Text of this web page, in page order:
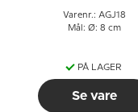
Varenr.: AGJ18
Mål: Ø: 8 cm
PÅ LAGER
Se vare